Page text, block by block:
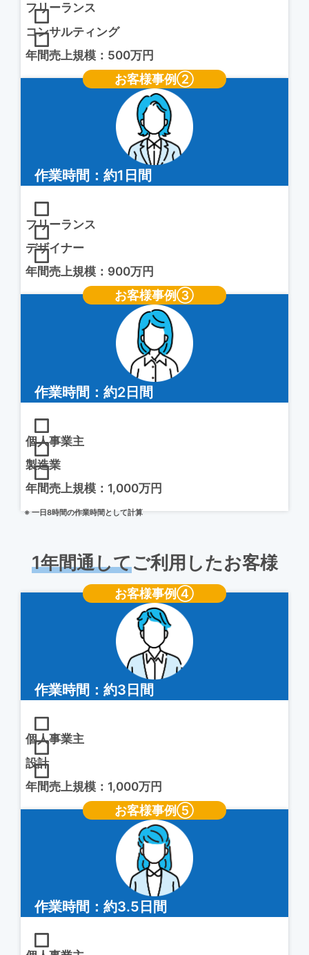
フリーランス
コンサルティング
年間売上規模：500万円
お客様事例②
作業時間：約1日間
フリーランス
デザイナー
年間売上規模：900万円
お客様事例③
作業時間：約2日間
個人事業主
製造業
年間売上規模：1,000万円
※ 一日8時間の作業時間として計算
1年間通してご利用したお客様
お客様事例④
作業時間：約3日間
個人事業主
設計
年間売上規模：1,000万円
お客様事例⑤
作業時間：約3.5日間